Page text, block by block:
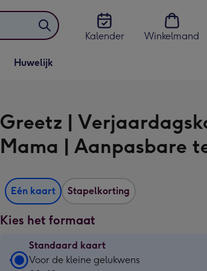
Kalender
Winkelmand
Vervolgkeuzelijst
Huwelijk openen
Huwelijk
Greetz |
Mama | Aanpasbare
Eén kaart Stapelkorting
Kies het formaat
Standaard kaart
Standaard
Voor de kleine gelukwens